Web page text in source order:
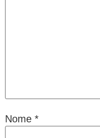
Nome *